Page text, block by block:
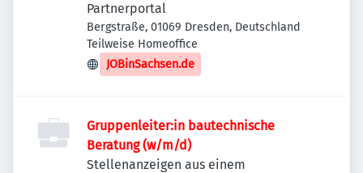
Partnerportal
Bergstraße, 01069 Dresden, Deutschland
Teilweise Homeoffice
JOBinSachsen.de
Gruppenleiter:in bautechnische
Beratung (w/m/d)
Stellenanzeigen aus einem